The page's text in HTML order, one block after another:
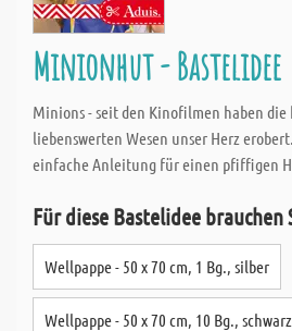
Minionhut - Bastelidee
Minions - seit den Kinofilmen haben
liebenswerten Wesen unser Herz
einfache Anleitung für einen pfiffigen
Für diese Bastelidee brauchen
Wellpappe - 50 x 70 cm, 1 Bg., silber
Wellpappe - 50 x 70 cm, 10 Bg., schwarz